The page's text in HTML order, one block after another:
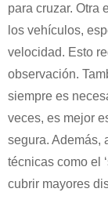
para cruzar. Otra
los vehículos,
velocidad. Esto
observación.
siempre es
veces, es mejor
segura. Además,
técnicas como el
cubrir mayores